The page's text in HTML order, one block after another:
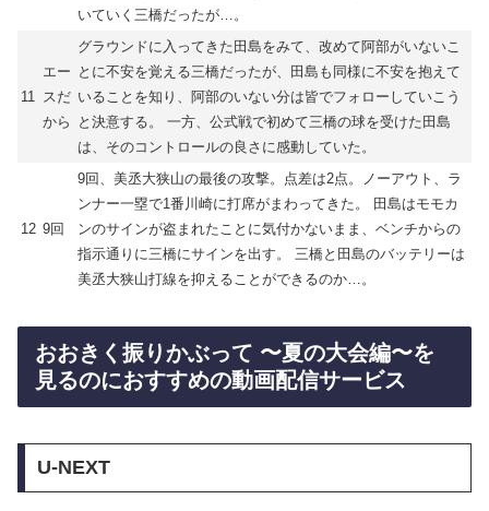
いていく三橋だったが…。
11
エー
スだ
から
グラウンドに入ってきた田島をみて、改めて阿部がいないこ
とに不安を覚える三橋だったが、田島も同様に不安を抱えて
いることを知り、阿部のいない分は皆でフォローしていこう
と決意する。 一方、公式戦で初めて三橋の球を受けた田島
は、そのコントロールの良さに感動していた。
12 9回
9回、美丞大狭山の最後の攻撃。点差は2点。ノーアウト、ラ
ンナー一塁で1番川崎に打席がまわってきた。 田島はモモカ
ンのサインが盗まれたことに気付かないまま、ベンチからの
指示通りに三橋にサインを出す。 三橋と田島のバッテリーは
美丞大狭山打線を抑えることができるのか…。
おおきく振りかぶって 〜夏の大会編〜を
見るのにおすすめの動画配信サービス
U-NEXT